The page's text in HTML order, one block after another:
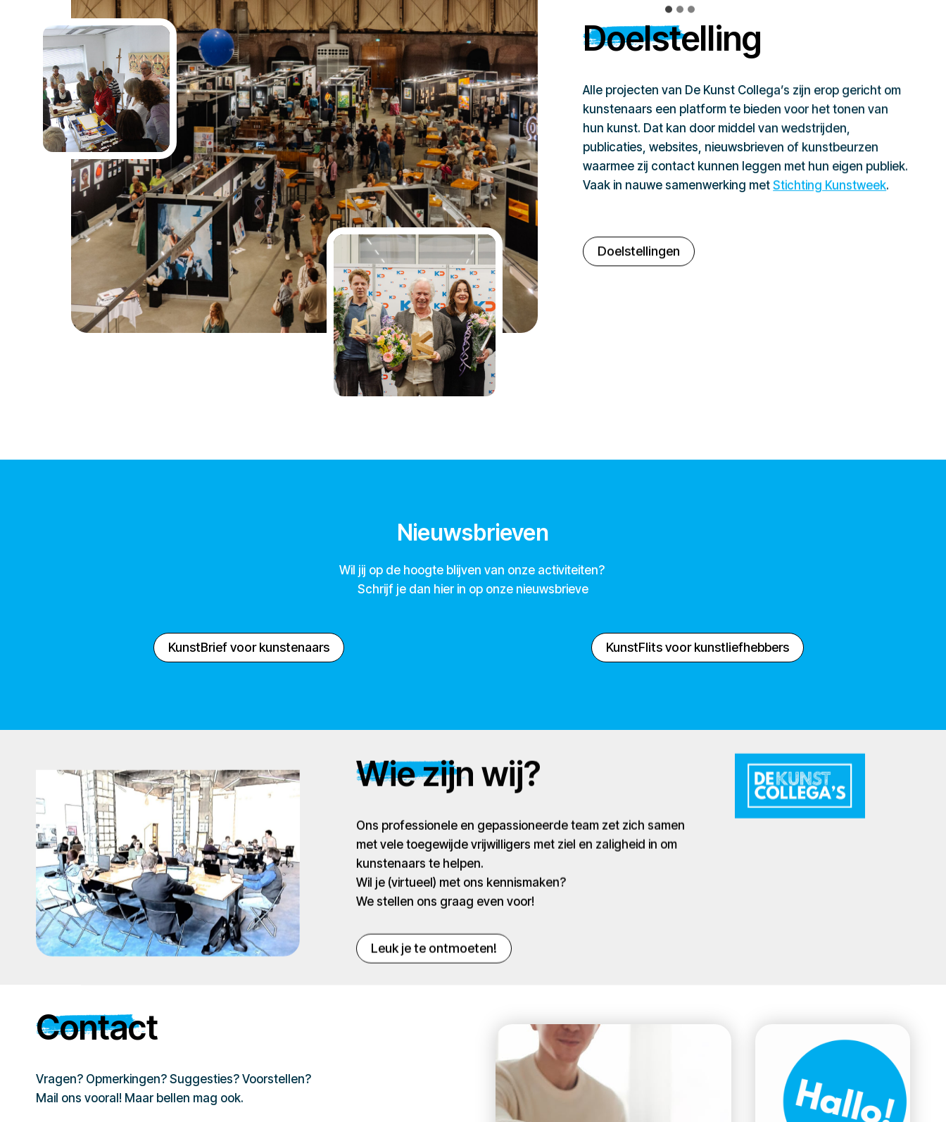
Doelstelling
Alle projecten van De Kunst Collega’s zijn erop gericht om
kunstenaars een platform te bieden voor het tonen van
hun kunst. Dat kan door middel van wedstrijden,
publicaties, websites, nieuwsbrieven of kunstbeurzen
waarmee zij contact kunnen leggen met hun eigen publiek.
Vaak in nauwe samenwerking metStichting Kunstweek.
Doelstellingen
Nieuwsbrieven
Wil jij op de hoogte blijven van onze activiteiten?
Schrijf je dan hier in op onze nieuwsbrieve
KunstBrief voor kunstenaars KunstFlits voor kunstliefhebbers
Wie zijn wij?
Ons professionele en gepassioneerde team zet zich samen
met vele toegewijde vrijwilligers met ziel en zaligheid in om
kunstenaars te helpen.
Wil je (virtueel) met ons kennismaken?
We stellen ons graag even voor!
Leuk je te ontmoeten!
Contact
Vragen? Opmerkingen? Suggesties? Voorstellen?
Mail ons vooral! Maar bellen mag ook.